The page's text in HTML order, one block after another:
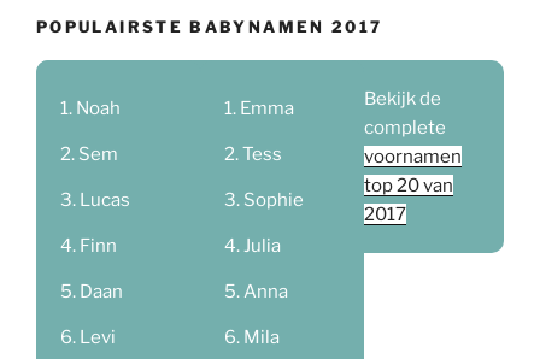
POPULAIRSTE BABYNAMEN 2017
Noah
Sem
Lucas
Finn
Daan
Levi
Emma
Tess
Sophie
Julia
Anna
Mila
Bekijk de
complete
voornamen
top 20 van
2017